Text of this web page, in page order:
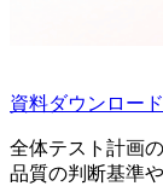
資料ダウンロード
全体テスト計画
品質の判断基準